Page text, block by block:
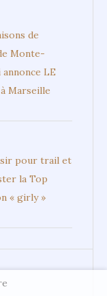
de
Monte-
LE
Marseille
pour trail et
la Top
« girly »